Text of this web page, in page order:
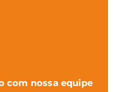
com nossa equipe